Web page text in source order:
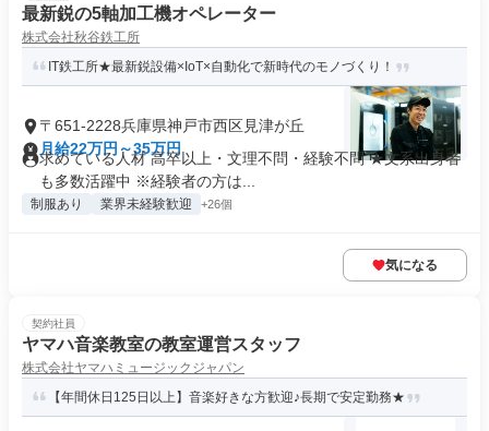
最新鋭の5軸加工機オペレーター
株式会社秋谷鉄工所
IT鉄工所★最新鋭設備×IoT×自動化で新時代のモノづくり！
〒651-2228兵庫県神戸市西区見津が丘
月給22万円～35万円
求めている人材 高卒以上・文理不問・経験不問 ★文系出身者
も多数活躍中 ※経験者の方は...
制服あり 業界未経験歓迎 +26個
気になる
契約社員
ヤマハ音楽教室の教室運営スタッフ
株式会社ヤマハミュージックジャパン
【年間休日125日以上】音楽好きな方歓迎♪長期で安定勤務★